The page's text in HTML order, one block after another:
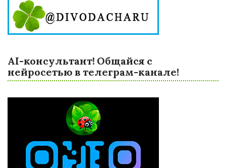
AI-консультант! Общайся с
нейросетью в телеграм-канале!